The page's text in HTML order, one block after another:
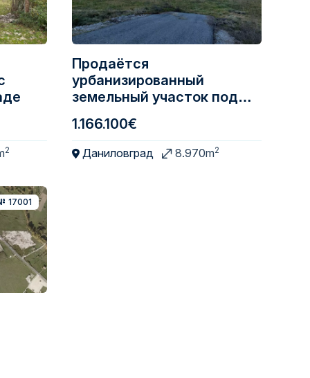
2
Продаётся
урбанизированный
земельный участок под
строительство – Чурилац,
Даниловград
1.166.100€
Даниловград 8.970m2
17001